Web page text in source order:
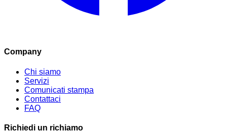
Company
Chi siamo
Servizi
Comunicati stampa
Contattaci
FAQ
Richiedi un richiamo